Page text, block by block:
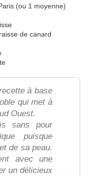
(ou 1 moyenne)
de canard
à base
qui met à
Ouest.
sans pour
puisque
de sa peau.
avec une
un délicieux